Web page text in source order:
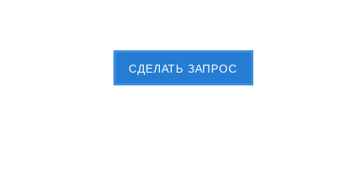
CДЕЛАТЬ ЗАПРОС